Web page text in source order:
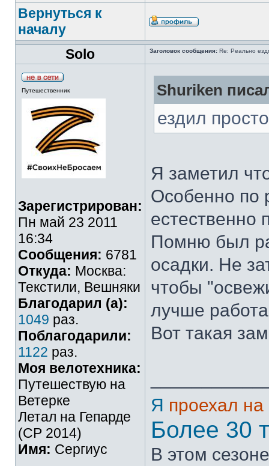
Вернуться к
началу
Solo
Заголовок сообщения: Re: Реально
Путешественник
Зарегистрирован:
Пн май 23 2011
16:34
Сообщения: 6781
Откуда: Москва:
Текстили, Вешняки
Благодарил (а):
1049 раз.
Поблагодарили:
1122 раз.
Моя велотехника:
Путешествую на
Ветерке
Летал на Гепарде
(СР 2014)
Имя: Сергиус
Shuriken
ездил
Я заметил
Особенно по
естественно
Помню был
осадки. Не
чтобы
лучше
Вот такая
Я проехал на
Более 30
В этом